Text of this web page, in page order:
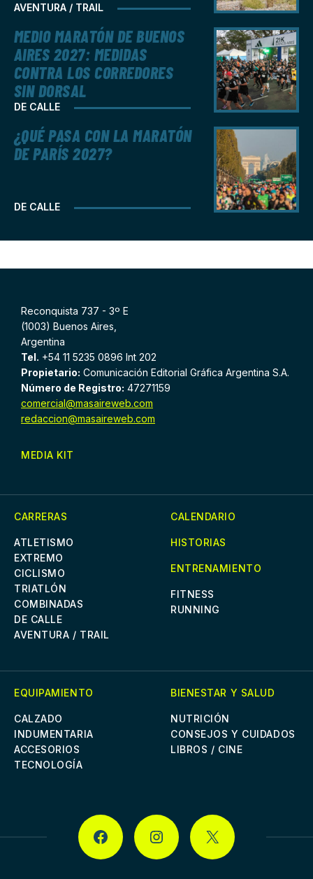
AVENTURA / TRAIL
DE CALLE
MEDIO MARATÓN DE BUENOS
AIRES 2027: MEDIDAS
CONTRA LOS CORREDORES
SIN DORSAL
DE CALLE
¿QUÉ PASA CON LA MARATÓN
DE PARÍS 2027?
Reconquista 737 - 3º E
(1003) Buenos Aires,
Argentina
Tel. +54 11 5235 0896 Int 202
Propietario: Comunicación Editorial Gráfica Argentina S.A.
Número de Registro: 47271159
comercial@masaireweb.com
redaccion@masaireweb.com
MEDIA KIT
CARRERAS
ATLETISMO
EXTREMO
CICLISMO
TRIATLÓN
COMBINADAS
DE CALLE
AVENTURA / TRAIL
CALENDARIO
HISTORIAS
ENTRENAMIENTO
FITNESS
RUNNING
EQUIPAMIENTO
CALZADO
INDUMENTARIA
ACCESORIOS
TECNOLOGÍA
BIENESTAR Y SALUD
NUTRICIÓN
CONSEJOS Y CUIDADOS
LIBROS / CINE
FACEBOOK INSTAGRAMX